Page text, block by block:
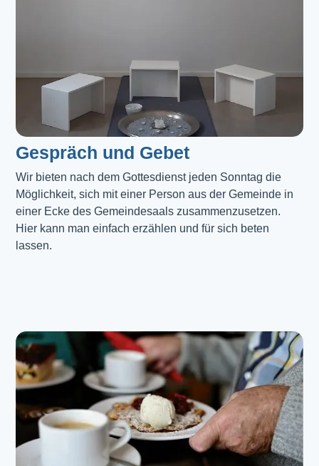
Gespräch und Gebet
Wir bieten nach dem Gottesdienst jeden Sonntag die
Möglichkeit, sich mit einer Person aus der Gemeinde in
einer Ecke des Gemeindesaals zusammenzusetzen.
Hier kann man einfach erzählen und für sich beten
lassen.